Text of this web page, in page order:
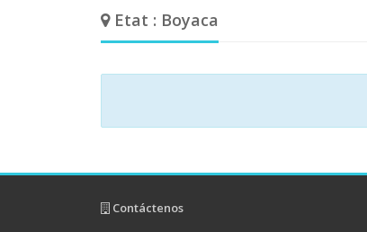
Etat : Boyaca
Contáctenos